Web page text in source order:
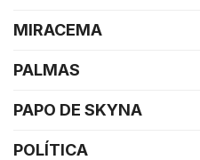
MIRACEMA
PALMAS
PAPO DE SKYNA
POLÍTICA